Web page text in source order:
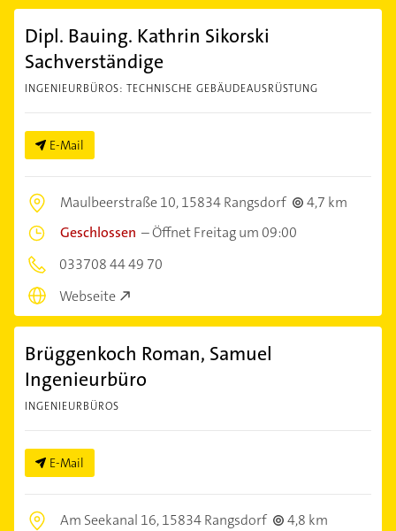
Dipl. Bauing. Kathrin Sikorski
Sachverständige
INGENIEURBÜROS: TECHNISCHE GEBÄUDEAUSRÜSTUNG
E-Mail
Maulbeerstraße 10,15834 Rangsdorf
4,7 km
Geschlossen –Öffnet Freitag um 09:00
033708 44 49 70
Webseite
Brüggenkoch Roman, Samuel
Ingenieurbüro
INGENIEURBÜROS
E-Mail
Am Seekanal 16,15834 Rangsdorf
4,8 km